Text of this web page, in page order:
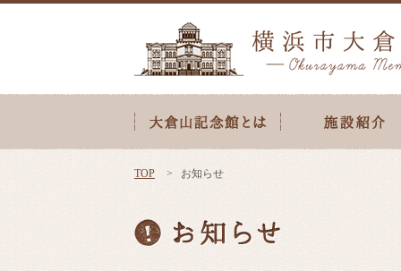
TOP お知らせ